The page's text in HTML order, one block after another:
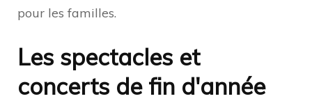
pour les familles.
Les spectacles et
concerts de fin d'année